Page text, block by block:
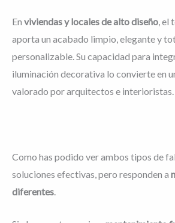
En viviendas y locales de alto diseño ,
aporta un acabado limpio, elegante y
personalizable. Su capacidad para
iluminación decorativa lo convierte en
valorado por arquitectos e interioristas.
Como has podido ver ambos tipos de
soluciones efectivas, pero responden a
diferentes